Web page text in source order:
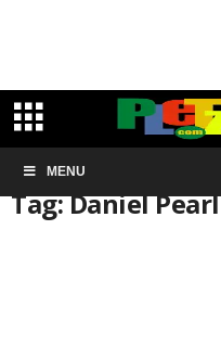
MENU
Início Tags
Tag: Daniel Pearl